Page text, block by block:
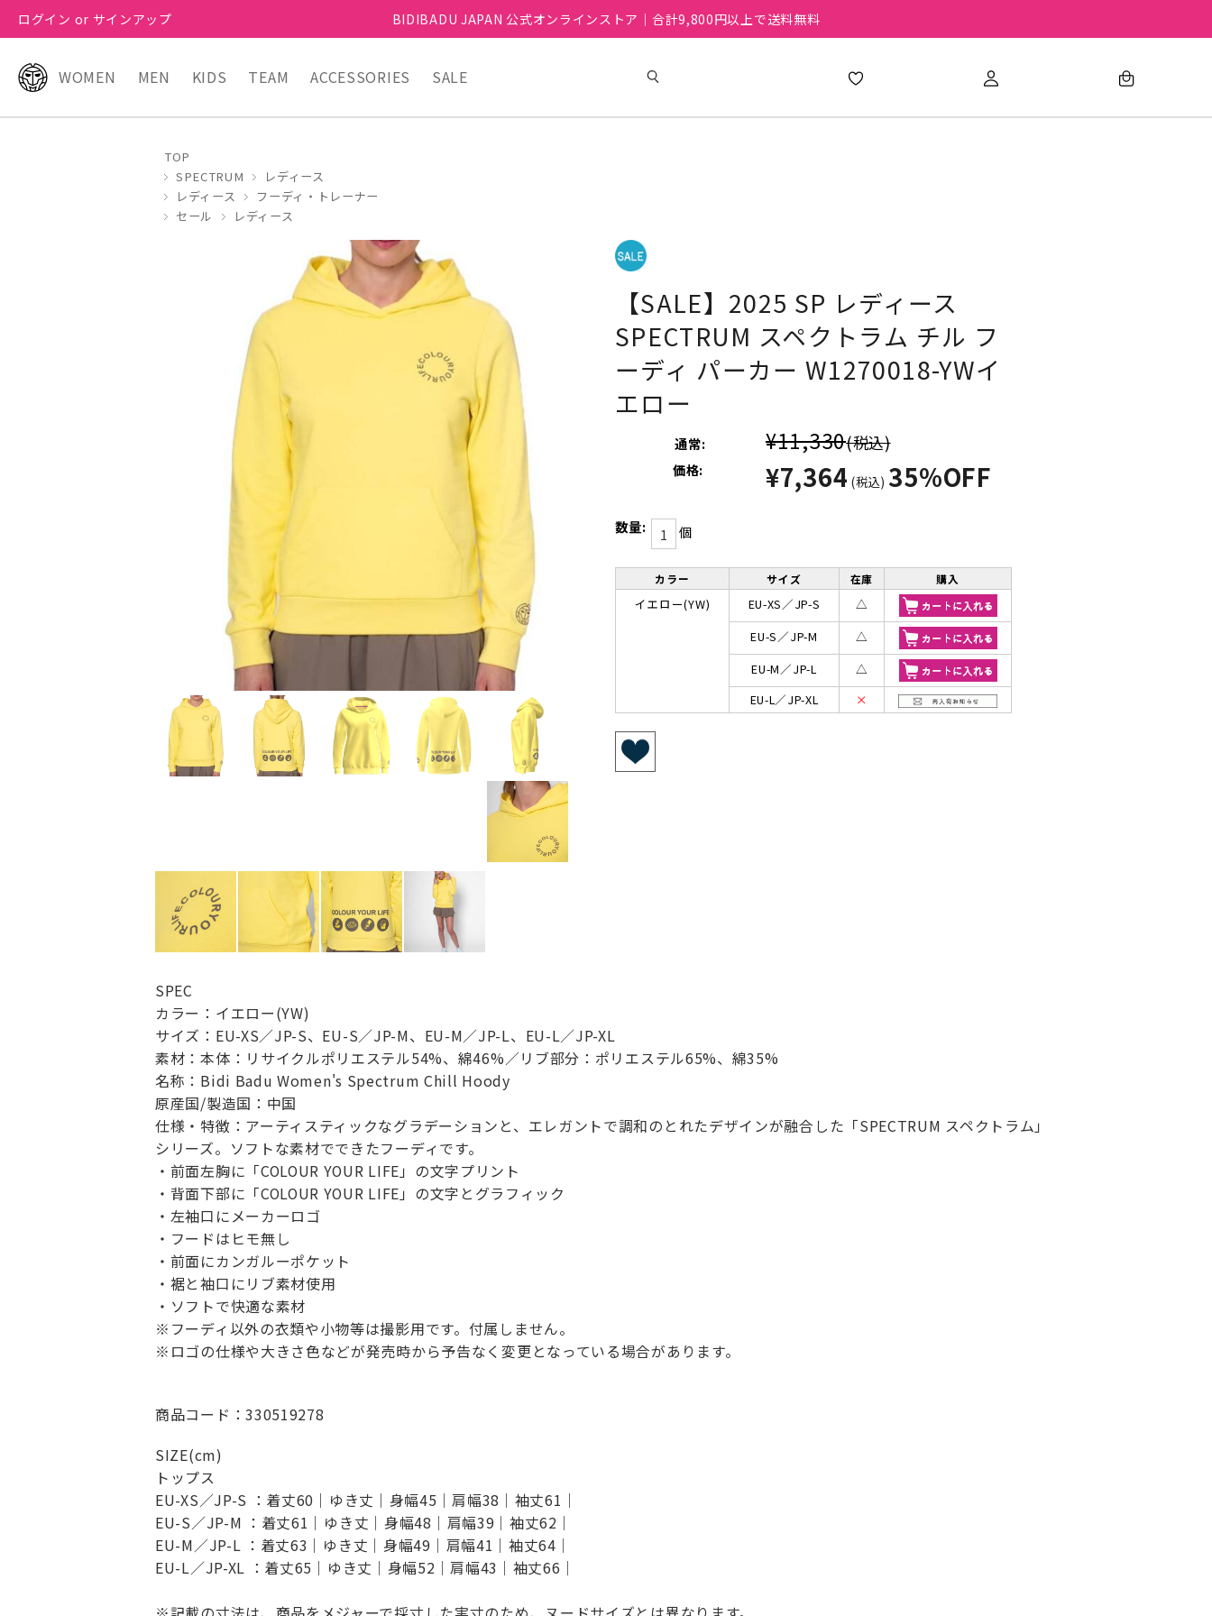
ログイン or サインアップ BIDIBADU JAPAN 公式オンラインストア｜合計9,800円以上で送料無料
WOMEN MEN KIDS TEAM ACCESSORIES SALE
TOP
SPECTRUM
レディース
レディース
フーディ・トレーナー
セール
レディース
【SALE】2025 SP レディース
SPECTRUM スペクトラム チル フ
ーディ パーカー W1270018-YWイ
エロー
通常: ¥11,330(税込)
価格: ¥7,364 (税込) 35%OFF
数量: 個
カラー サイズ 在庫 購入
イエロー(YW) EU-XS／JP-S
△
EU-S／JP-M
△
EU-M／JP-L
△
EU-L／JP-XL
×
SPEC
カラー：イエロー(YW)
サイズ：EU-XS／JP-S、EU-S／JP-M、EU-M／JP-L、EU-L／JP-XL
素材：本体：リサイクルポリエステル54%、綿46%／リブ部分：ポリエステル65%、綿35%
名称：Bidi Badu Women's Spectrum Chill Hoody
原産国/製造国：中国
仕様・特徴：アーティスティックなグラデーションと、エレガントで調和のとれたデザインが融合した「SPECTRUM スペクトラム」
シリーズ。ソフトな素材でできたフーディです。
・前面左胸に「COLOUR YOUR LIFE」の文字プリント
・背面下部に「COLOUR YOUR LIFE」の文字とグラフィック
・左袖口にメーカーロゴ
・フードはヒモ無し
・前面にカンガルーポケット
・裾と袖口にリブ素材使用
・ソフトで快適な素材
※フーディ以外の衣類や小物等は撮影用です。付属しません。
※ロゴの仕様や大きさ色などが発売時から予告なく変更となっている場合があります。
商品コード：330519278
SIZE(cm)
トップス
EU-XS／JP-S ：着丈60｜ゆき丈｜身幅45｜肩幅38｜袖丈61｜
EU-S／JP-M ：着丈61｜ゆき丈｜身幅48｜肩幅39｜袖丈62｜
EU-M／JP-L ：着丈63｜ゆき丈｜身幅49｜肩幅41｜袖丈64｜
EU-L／JP-XL ：着丈65｜ゆき丈｜身幅52｜肩幅43｜袖丈66｜